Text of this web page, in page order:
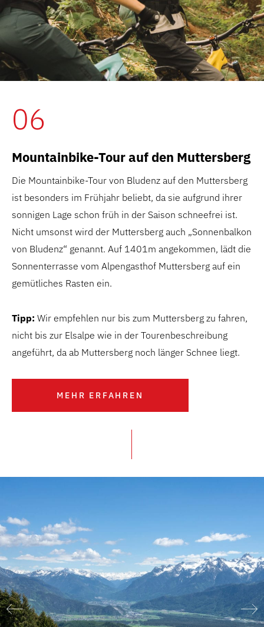
06
Mountainbike-Tour auf den Muttersberg
Die Mountainbike-Tour von Bludenz auf den Muttersberg
ist besonders im Frühjahr beliebt, da sie aufgrund ihrer
sonnigen Lage schon früh in der Saison schneefrei ist.
Nicht umsonst wird der Muttersberg auch „Sonnenbalkon
von Bludenz“ genannt. Auf 1401m angekommen, lädt die
Sonnenterrasse vom Alpengasthof Muttersberg auf ein
gemütliches Rasten ein.
Tipp: Wir empfehlen nur bis zum Muttersberg zu fahren,
nicht bis zur Elsalpe wie in der Tourenbeschreibung
angeführt, da ab Muttersberg noch länger Schnee liegt.
MEHR ERFAHREN